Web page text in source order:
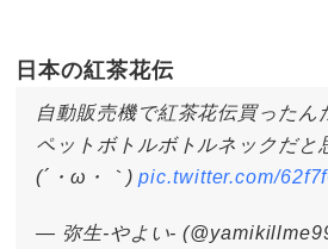
日本の紅茶花伝
自動販売機で紅茶花伝買ったん
ペットボトルボトルネックだと
(´・ω・｀)pic.twitter.com/
— 弥生-やよい-